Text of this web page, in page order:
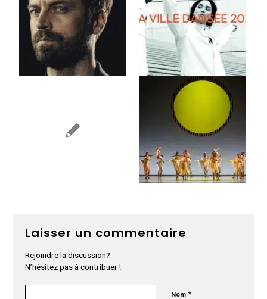
Laisser un commentaire
Rejoindre la discussion?
N’hésitez pas à contribuer !
Nom*